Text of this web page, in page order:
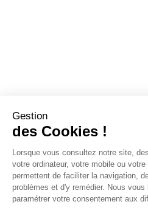
Gestion
des Cookies !
Lorsque vous consultez notre site,
votre ordinateur, votre mobile ou
permettent de faciliter la navigation,
problèmes et d'y remédier. Nous
paramétrer votre consentement aux